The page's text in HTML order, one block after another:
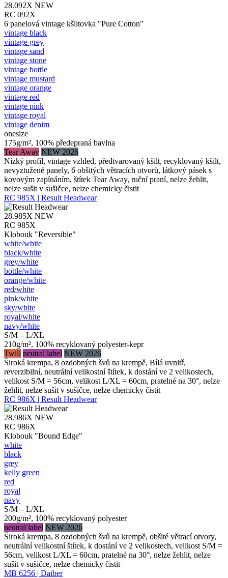
28.092X NEW
RC 092X
6 panelová vintage kšiltovka "Pure Cotton"
vintage black
vintage grey
vintage sand
vintage stone
vintage bottle
vintage mustard
vintage orange
vintage red
vintage pink
vintage royal
vintage denim
onesize
175g/m², 100% předepraná bavlna
Tear Away NEW 2026
Nízký profil, vintage vzhled, předtvarovaný kšilt, recyklovaný kšilt,
nevyztužené panely, 6 obšitých větracích otvorů, látkový pásek s
kovovým zapínáním, štítek Tear Away, ruční praní, nelze žehlit,
nelze sušit v sušičce, nelze chemicky čistit
RC 985X | Result Headwear
28.985X NEW
RC 985X
Klobouk "Reversible"
white/​white
black/​white
grey/​white
bottle/​white
orange/​white
red/​white
pink/​white
sky/​white
royal/​white
navy/​white
S/M – L/XL
210g/m², 100% recyklovaný polyester-kepr
Twill neutral label NEW 2026
Široká krempa, 8 ozdobných švů na krempě, Bílá uvnitř,
reverzibilní, neutrální velikostní štítek, k dostání ve 2 velikostech,
velikost S/M = 56cm, velikost L/XL = 60cm, pratelné na 30°, nelze
žehlit, nelze sušit v sušičce, nelze chemicky čistit
RC 986X | Result Headwear
28.986X NEW
RC 986X
Klobouk "Bound Edge"
white
black
grey
kelly green
red
royal
navy
S/M – L/XL
200g/m², 100% recyklovaný polyester
neutral label NEW 2026
Široká krempa, 8 ozdobných švů na krempě, obšité větrací otvory,
neutrální velikostní štítek, k dostání ve 2 velikostech, velikost S/M =
56cm, velikost L/XL = 60cm, pratelné na 30°, nelze žehlit, nelze
sušit v sušičce, nelze chemicky čistit
MB 6256 | Daiber